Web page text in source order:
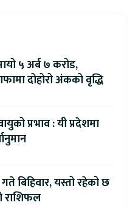
५ अर्ब ७ करोड,
दोहोरो अंकको वृद्धि
प्रभाव : यी प्रदेशमा
बिहिवार, यस्तो रहेको छ
राशिफल